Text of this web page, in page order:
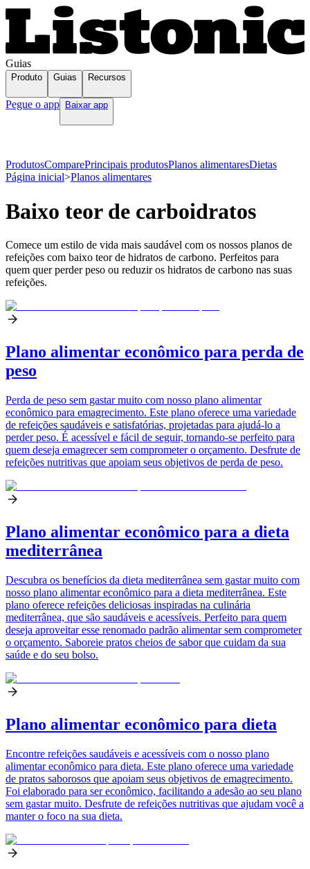
Guias
Produto Guias Recursos
Pegue o app Baixar app
ProdutosComparePrincipais produtosPlanos alimentaresDietas
Página inicial>Planos alimentares
Baixo teor de carboidratos
Comece um estilo de vida mais saudável com os nossos planos de
refeições com baixo teor de hidratos de carbono. Perfeitos para
quem quer perder peso ou reduzir os hidratos de carbono nas suas
refeições.
Plano alimentar econômico para perda de
peso
Perda de peso sem gastar muito com nosso plano alimentar
econômico para emagrecimento. Este plano oferece uma variedade
de refeições saudáveis e satisfatórias, projetadas para ajudá-lo a
perder peso. É acessível e fácil de seguir, tornando-se perfeito para
quem deseja emagrecer sem comprometer o orçamento. Desfrute de
refeições nutritivas que apoiam seus objetivos de perda de peso.
Plano alimentar econômico para a dieta
mediterrânea
Descubra os benefícios da dieta mediterrânea sem gastar muito com
nosso plano alimentar econômico para a dieta mediterrânea. Este
plano oferece refeições deliciosas inspiradas na culinária
mediterrânea, que são saudáveis e acessíveis. Perfeito para quem
deseja aproveitar esse renomado padrão alimentar sem comprometer
o orçamento. Saboreie pratos cheios de sabor que cuidam da sua
saúde e do seu bolso.
Plano alimentar econômico para dieta
Encontre refeições saudáveis e acessíveis com o nosso plano
alimentar econômico para dieta. Este plano oferece uma variedade
de pratos saborosos que apoiam seus objetivos de emagrecimento.
Foi elaborado para ser econômico, facilitando a adesão ao seu plano
sem gastar muito. Desfrute de refeições nutritivas que ajudam você a
manter o foco na sua dieta.